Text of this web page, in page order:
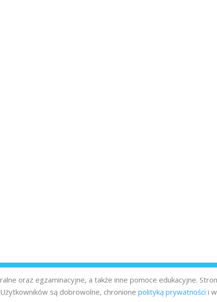
oraz egzaminacyjne, a także inne pomoce edukacyjne.
są dobrowolne, chronione polityką prywatności i